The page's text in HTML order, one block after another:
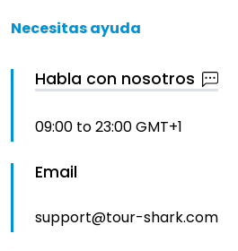
Necesitas ayuda
Habla con nosotros
09:00 to 23:00 GMT+1
Email
support@tour-shark.com